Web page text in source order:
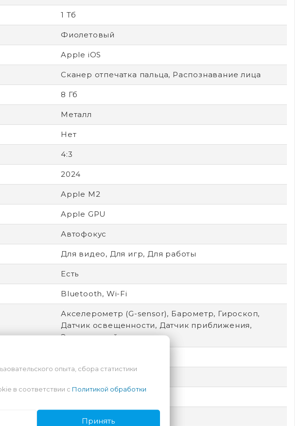
1 Тб
Фиолетовый
Apple iOS
Сканер отпечатка пальца, Распознавание лица
8 Гб
Металл
Нет
4:3
2024
Apple M2
Apple GPU
Автофокус
Для видео, Для игр, Для работы
Есть
Bluetooth, Wi-Fi
Акселерометр (G-sensor), Барометр, Гироскоп,
Датчик освещенности, Датчик приближения,
Электронный компас
USB Type-C
опыта, сбора статистики
в соответствии с Политикой обработки
Принять